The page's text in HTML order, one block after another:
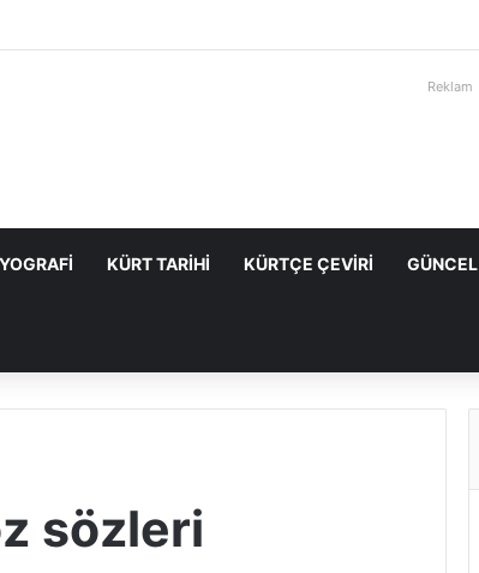
Reklam
KÜRT TARIHI KÜRTÇE ÇEVIRI GÜNCEL
sözleri